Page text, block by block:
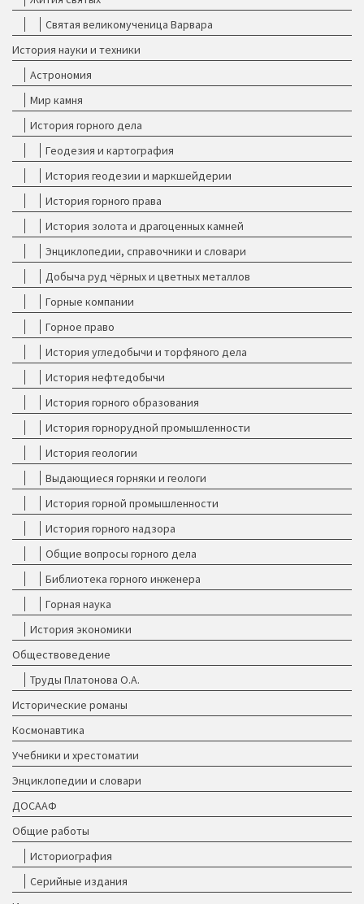
Святая великомученица Варвара
История науки и техники
Астрономия
Мир камня
История горного дела
Геодезия и картография
История геодезии и маркшейдерии
История горного права
История золота и драгоценных камней
Энциклопедии, справочники и словари
Добыча руд чёрных и цветных металлов
Горные компании
Горное право
История угледобычи и торфяного дела
История нефтедобычи
История горного образования
История горнорудной промышленности
История геологии
Выдающиеся горняки и геологи
История горной промышленности
История горного надзора
Общие вопросы горного дела
Библиотека горного инженера
Горная наука
История экономики
Обществоведение
Труды Платонова О.А.
Исторические романы
Космонавтика
Учебники и хрестоматии
Энциклопедии и словари
ДОСААФ
Общие работы
Историография
Серийные издания